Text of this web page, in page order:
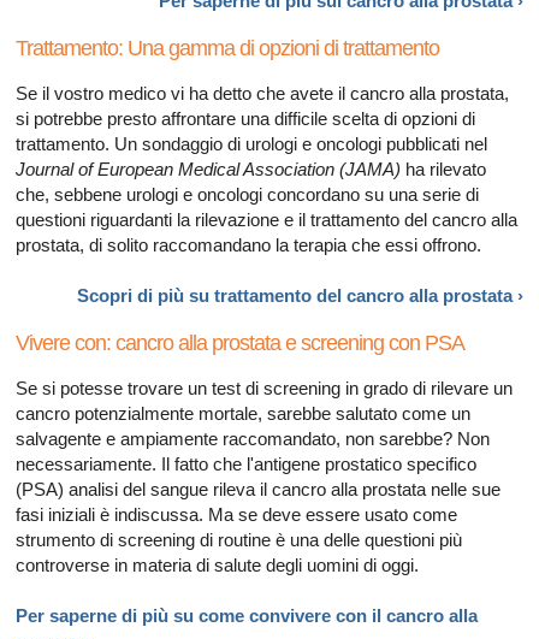
Trattamento: Una gamma di opzioni di trattamento
Se il vostro medico vi ha detto che avete il cancro alla prostata,
si potrebbe presto affrontare una difficile scelta di opzioni di
trattamento. Un sondaggio di urologi e oncologi pubblicati nel
Journal of European Medical Association (JAMA) ha rilevato
che, sebbene urologi e oncologi concordano su una serie di
questioni riguardanti la rilevazione e il trattamento del cancro alla
prostata, di solito raccomandano la terapia che essi offrono.
Scopri di più su trattamento del cancro alla prostata ›
Vivere con: cancro alla prostata e screening con PSA
Se si potesse trovare un test di screening in grado di rilevare un
cancro potenzialmente mortale, sarebbe salutato come un
salvagente e ampiamente raccomandato, non sarebbe? Non
necessariamente. Il fatto che l'antigene prostatico specifico
(PSA) analisi del sangue rileva il cancro alla prostata nelle sue
fasi iniziali è indiscussa. Ma se deve essere usato come
strumento di screening di routine è una delle questioni più
controverse in materia di salute degli uomini di oggi.
Per saperne di più su come convivere con il cancro alla